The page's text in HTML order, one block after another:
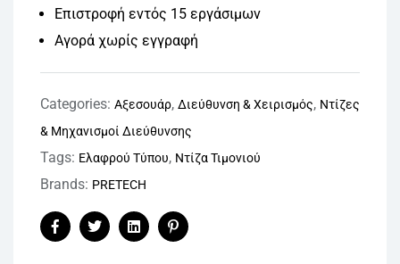
Επιστροφή εντός 15 εργάσιμων
Αγορά χωρίς εγγραφή
Categories: Αξεσουάρ, Διεύθυνση & Χειρισμός, Ντίζες
& Μηχανισμοί Διεύθυνσης
Tags: Ελαφρού Τύπου, Ντίζα Τιμονιού
Brands: PRETECH
FacebookTwitterLinkedinPinterest